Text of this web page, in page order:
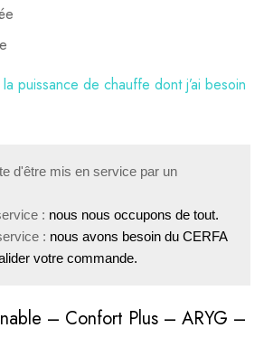
puissance de chauffe dont j’ai besoin
d'être mis en service par un
: nous nous occupons de tout.
: nous avons besoin du CERFA
votre commande.
– Confort Plus – ARYG –